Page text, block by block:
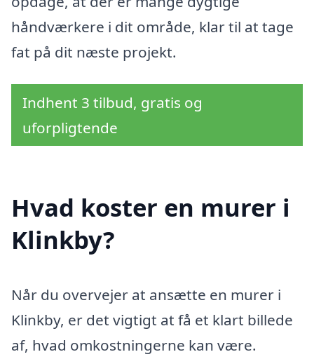
håndværkere i dit område, klar til at tage
fat på dit næste projekt.
Indhent 3 tilbud, gratis og
uforpligtende
Hvad koster en murer i
Klinkby?
Når du overvejer at ansætte en murer i
Klinkby, er det vigtigt at få et klart billede
af, hvad omkostningerne kan være.